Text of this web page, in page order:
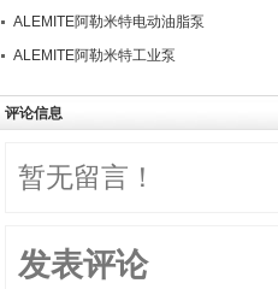
ALEMITE阿勒米特电动油脂泵
ALEMITE阿勒米特工业泵
评论信息
暂无留言！
发表评论